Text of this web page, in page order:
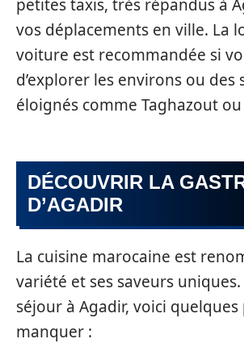
petites taxis, très répandus à
vos déplacements en ville. La
voiture est recommandée si
d’explorer les environs ou des
éloignés comme Taghazout
DÉCOUVRIR LA
D’AGADIR
La cuisine marocaine est
variété et ses saveurs
séjour à Agadir, voici quelques
manquer :